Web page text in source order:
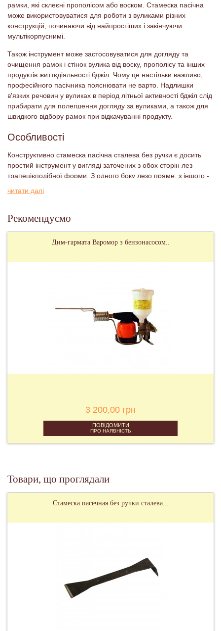
рамки, які склеєні прополісом або воском. Стамеска пасічна
може використовуватися для роботи з вуликами різних
конструкцій, починаючи від найпростіших і закінчуючи
мультікорпуснимі.
Також інструмент може застосовуватися для догляду та
очищення рамок і стінок вулика від воску, прополісу та інших
продуктів життєдіяльності бджіл. Чому це настільки важливо,
професійного пасічника пояснювати не варто. Надлишки
в'язких речовин у вуликах в період літньої активності бджіл слід
прибирати для полегшення догляду за вуликами, а також для
швидкого відбору рамок при відкачуванні продукту.
Особливості
Конструктивно стамеска пасічна сталева без ручки є досить
простий інструмент у вигляді заточених з обох сторін лез
трапецієподібної форми. З одного боку лезо пряме, з іншого -
читати далі
Рекомендуємо
Дим-гармата Варомор з бензонасосом..
3 200,00 грн
ПОВІДОМИТИ
ПРО НАЯВНІСТЬ
Товари, що проглядали
Стамеска пасечная без ручки сталева...